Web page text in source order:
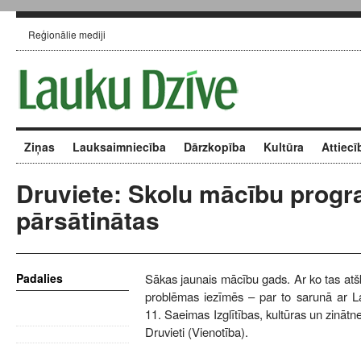
Reģionālie mediji
Ziņas Lauksaimniecība Dārzkopība Kultūra
Druviete: Skolu mācību
pārsātinātas
Sākas jaunais mācību gads. Ar ko tas
problēmas iezīmēs – par to sarunā ar
11. Saeimas Izglītības, kultūras un
Druvieti (Vienotība).
Padalies